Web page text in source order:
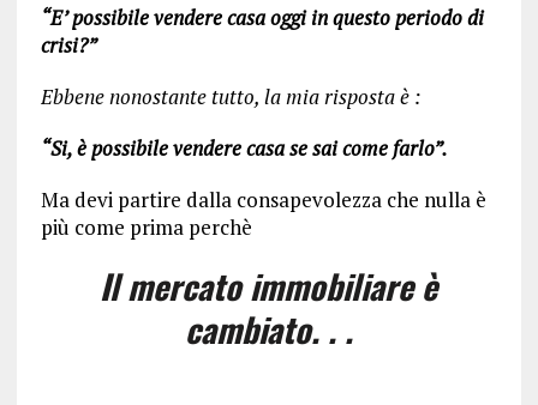
“E’ possibile vendere casa oggi in questo periodo di
crisi?”
Ebbene nonostante tutto, la mia risposta è :
“Si, è possibile vendere casa se sai come farlo”.
Ma devi partire dalla consapevolezza che nulla è
più come prima perchè
Il mercato immobiliare è
cambiato. . .